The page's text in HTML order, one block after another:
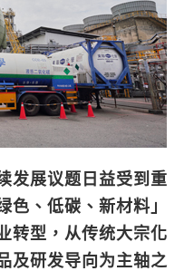
展议题日益受到重
色、低碳、新材料」
转型，从传统大宗化
及研发导向为主轴之